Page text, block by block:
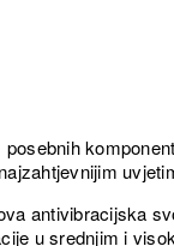
antivibracijska
u srednjim i